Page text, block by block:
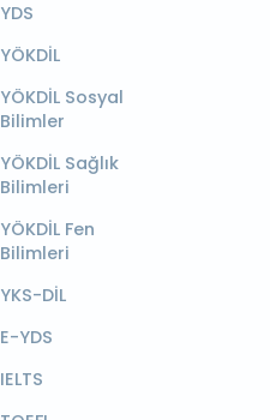
YDS
YÖKDİL
YÖKDİL Sosyal
Bilimler
YÖKDİL Sağlık
Bilimleri
YÖKDİL Fen
Bilimleri
YKS-DİL
E-YDS
IELTS